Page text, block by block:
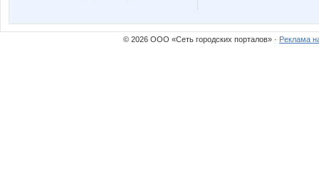
© 2026 ООО «Сеть городских порталов» · Реклама